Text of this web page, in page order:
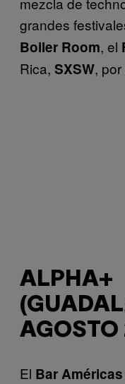
grandes
Boiler Room, el
Rica, SXSW,
ALPHA+
AGOSTO
El Bar Américas